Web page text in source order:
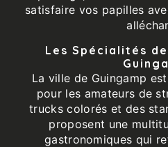
satisfaire vos papilles
Les Spécialités
La ville de Guingamp
pour les amateurs de
trucks colorés et des
proposent une
gastronomiques qui